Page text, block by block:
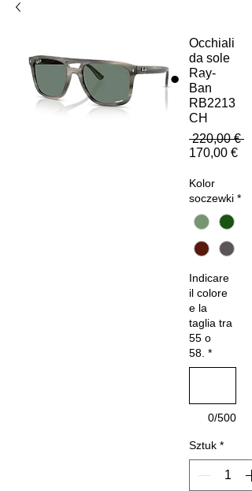
Occhiali
da sole
Ray-
Ban
RB2213
CH
220,00 €
170,00 €
Kolor
soczewki *
Indicare
il colore
e la
taglia tra
55 o
58. *
0/500
Sztuk *